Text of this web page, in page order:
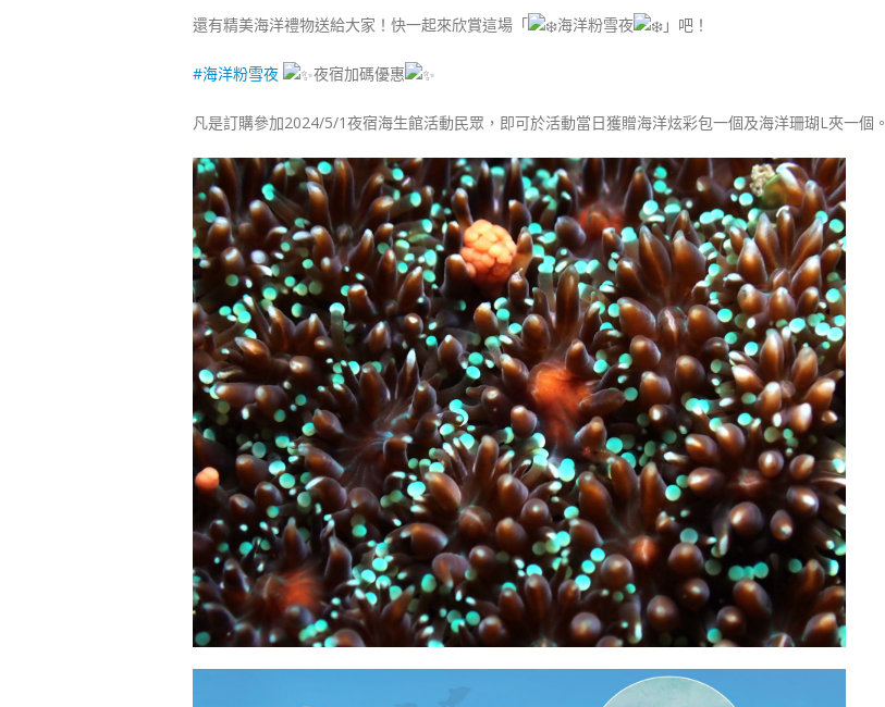
還有精美海洋禮物送給大家！快一起來欣賞這場「 海洋粉雪夜 」吧！
#海洋粉雪夜 夜宿加碼優惠
凡是訂購參加2024/5/1夜宿海生館活動民眾，即可於活動當日獲贈海洋炫彩包一個及海洋珊瑚L夾一個。